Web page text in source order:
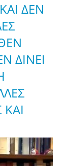
ΔΕΝ
ΔΙΝΕΙ